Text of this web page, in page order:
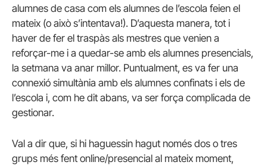
alumnes de casa com els alumnes de l’escola feien el
mateix (o això s’intentava!). D’aquesta manera, tot i
haver de fer el traspàs als mestres que venien a
reforçar-me i a quedar-se amb els alumnes presencials,
la setmana va anar millor. Puntualment, es va fer una
connexió simultània amb els alumnes confinats i els de
l’escola i, com he dit abans, va ser força complicada de
gestionar.
Val a dir que, si hi haguessin hagut només dos o tres
grups més fent online/presencial al mateix moment,